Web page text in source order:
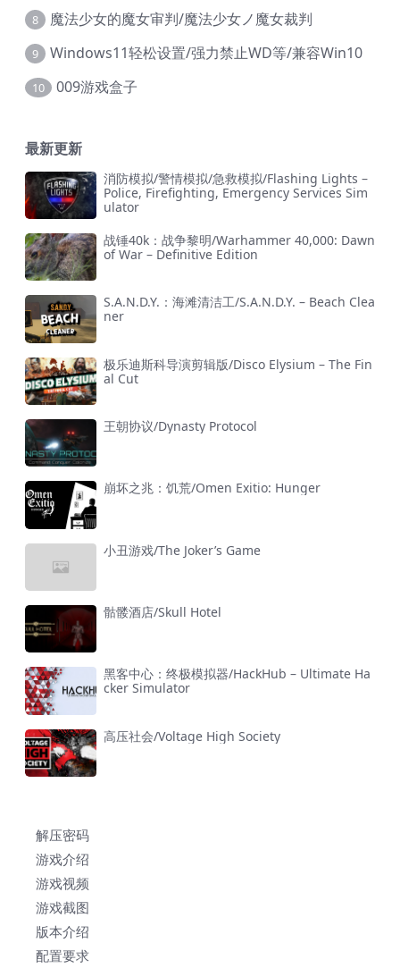
8 魔法少女的魔女审判/魔法少女ノ魔女裁判
9 Windows11轻松设置/强力禁止WD等/兼容Win10
10 009游戏盒子
最新更新
消防模拟/警情模拟/急救模拟/Flashing Lights –
Police, Firefighting, Emergency Services Sim
ulator
战锤40k：战争黎明/Warhammer 40,000: Dawn
of War – Definitive Edition
S.A.N.D.Y.：海滩清洁工/S.A.N.D.Y. – Beach Clea
ner
极乐迪斯科导演剪辑版/Disco Elysium – The Fin
al Cut
王朝协议/Dynasty Protocol
崩坏之兆：饥荒/Omen Exitio: Hunger
小丑游戏/The Joker’s Game
骷髅酒店/Skull Hotel
黑客中心：终极模拟器/HackHub – Ultimate Ha
cker Simulator
高压社会/Voltage High Society
解压密码
游戏介绍
游戏视频
游戏截图
版本介绍
配置要求